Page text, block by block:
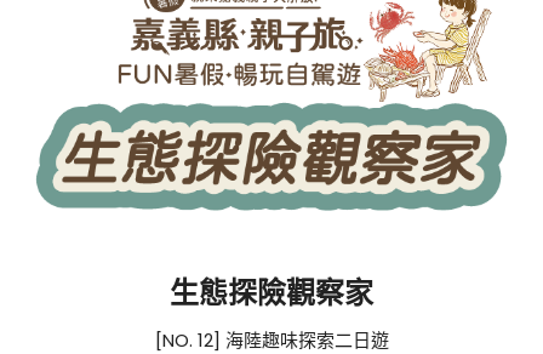
生態探險觀察家
[NO. 12] 海陸趣味探索二日遊